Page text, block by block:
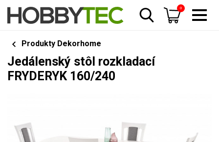
0
Produkty Dekorhome
Jedálenský stôl rozkladací
FRYDERYK 160/240